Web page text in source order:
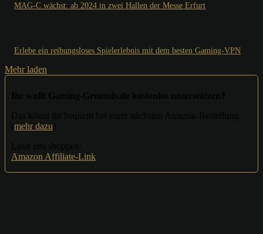
MAG-C wächst: ab 2024 in zwei Hallen der Messe Erfurt
Erlebe ein reibungsloses Spielerlebnis mit dem besten Gaming-VPN
Mehr laden
mehr dazu
Amazon Affiliate-Link